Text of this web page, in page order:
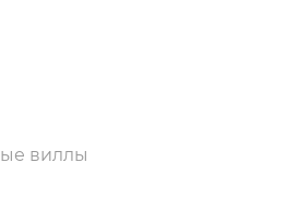
виллы